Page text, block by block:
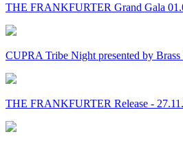
THE FRANKFURTER Grand Gala
CUPRA Tribe Night presented by
THE FRANKFURTER Release -